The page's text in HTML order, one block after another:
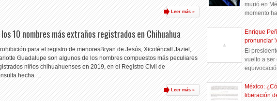
Leer más »
10 nombres más extraños registrados en Chihuahua
para el registro de menoresBryan de Jesús, Xicoténcatl Jaziel,
Guadalupe son algunos de los nombres compuestos más peculiares
niños chihuahuenses en 2019, en el Registro Civil de
hecha …
Leer más »
murió en
momento
Enrique
pronunciar
El
vuelto a ser
México:
liberación